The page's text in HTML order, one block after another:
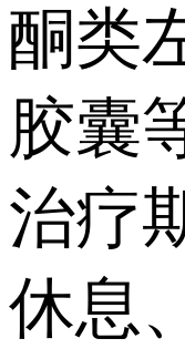
酮类
胶囊
治疗
休息、